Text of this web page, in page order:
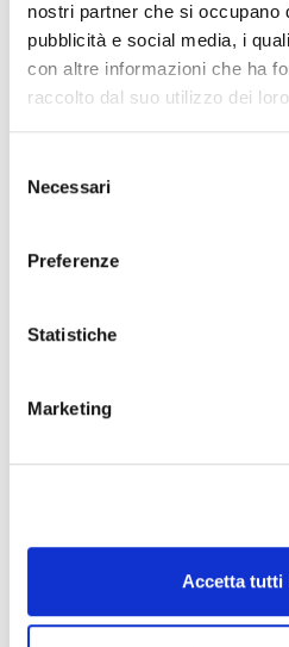
nostri partner che si occupano
pubblicità e social media, i
con altre informazioni che ha
raccolto dal suo utilizzo dei
delNecessari
Preferenze
Statistiche
Marketing
Accetta tutti
Per ulteriori info
Customer Care Brescia Mobilità
Tel. 030 3061200 - attivo tutti i
dalle ore 7.30 alle ore 22.00
VENERDÌ 7 AGOSTO: DALLE
SU TUTTA...
attivo su tutta la linea a partire dalle
DALL’8 AL...
"Si informa che da sabato 8 agosto a